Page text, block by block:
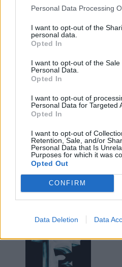
Personal Data Processing
I want to opt-out of the
personal data.
Opted In
I want to opt-out of the Sale
Personal Data.
Opted In
I want to opt-out of
Personal Data for Targeted
Opted In
I want to opt-out of
Retention, Sale, and/or
Personal Data that Is
Purposes for which it was
Opted Out
CONFIRM
Data Deletion Data
Bemutatkozás: Magas színvonalú
néprajzi tárgyak értékesítése és
gyűjtemények árverezése.
a tárgyfelvétel folyamatos.
GALÉRIA TOVÁBBI
KAPCSOLÓDÓ